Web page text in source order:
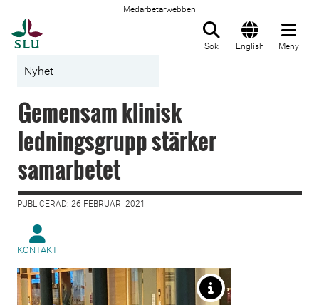
Medarbetarwebben
Sök English Meny
Nyhet
Gemensam klinisk
ledningsgrupp stärker
samarbetet
PUBLICERAD: 26 FEBRUARI 2021
KONTAKT